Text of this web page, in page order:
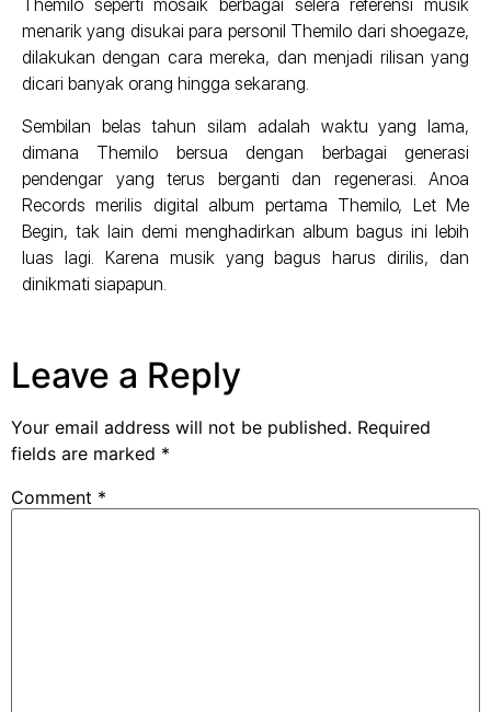
Themilo seperti mosaik berbagai selera referensi musik
menarik yang disukai para personil Themilo dari shoegaze,
dilakukan dengan cara mereka, dan menjadi rilisan yang
dicari banyak orang hingga sekarang.
Sembilan belas tahun silam adalah waktu yang lama,
dimana Themilo bersua dengan berbagai generasi
pendengar yang terus berganti dan regenerasi. Anoa
Records merilis digital album pertama Themilo, Let Me
Begin, tak lain demi menghadirkan album bagus ini lebih
luas lagi. Karena musik yang bagus harus dirilis, dan
dinikmati siapapun.
Leave a Reply
Your email address will not be published. Required
fields are marked *
Comment *